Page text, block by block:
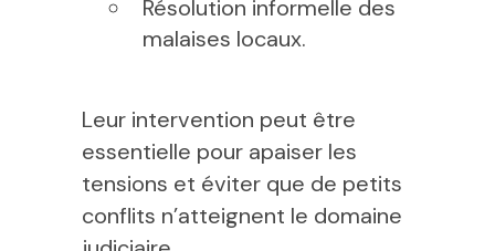
Résolution informelle des
malaises locaux.
Leur intervention peut être
essentielle pour apaiser les
tensions et éviter que de petits
conflits n’atteignent le domaine